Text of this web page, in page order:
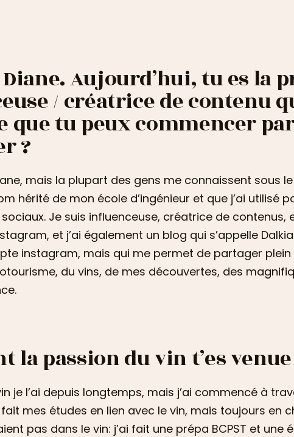
Aujourd’hui, tu es la
/ créatrice de contenu
que tu peux commencer
?
mais la plupart des gens me connaissent sous
hérité de mon école d’ingénieur et que j’ai utilisé
Je suis influenceuse, créatrice de contenus,
et j’ai également un blog qui s’appelle
instagram, mais qui me permet de partager plein
du vins, de mes découvertes, des
la passion du vin t’es
je l’ai depuis longtemps, mais j’ai commencé à
fait mes études en lien avec le vin, mais toujours en
pas dans le vin: j’ai fait une prépa BCPST et une